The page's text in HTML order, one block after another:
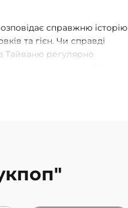
справжню історію
та гієн. Чи справді
Тайваню регулярно
не бачачи їх? Хто з
агресують щодо своїх же
їх і жити поруч.